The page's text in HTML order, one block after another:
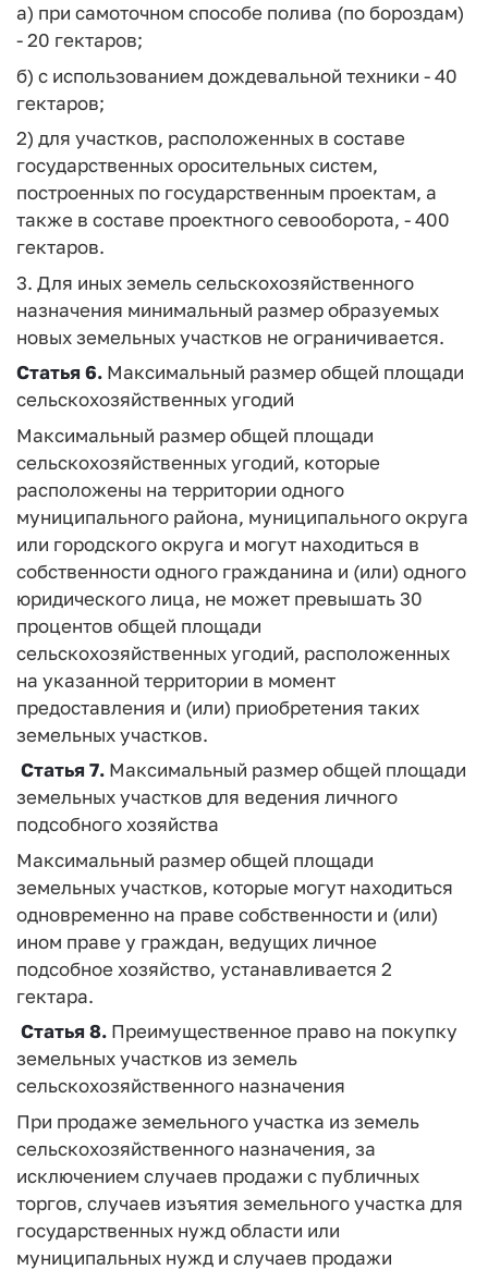
а) при самоточном способе полива (по бороздам)
- 20 гектаров;
б) с использованием дождевальной техники - 40
гектаров;
2) для участков, расположенных в составе
государственных оросительных систем,
построенных по государственным проектам, а
также в составе проектного севооборота, - 400
гектаров.
3. Для иных земель сельскохозяйственного
назначения минимальный размер образуемых
новых земельных участков не ограничивается.
Статья 6. Максимальный размер общей площади
сельскохозяйственных угодий
Максимальный размер общей площади
сельскохозяйственных угодий, которые
расположены на территории одного
муниципального района, муниципального округа
или городского округа и могут находиться в
собственности одного гражданина и (или) одного
юридического лица, не может превышать 30
процентов общей площади
сельскохозяйственных угодий, расположенных
на указанной территории в момент
предоставления и (или) приобретения таких
земельных участков.
Статья 7. Максимальный размер общей площади
земельных участков для ведения личного
подсобного хозяйства
Максимальный размер общей площади
земельных участков, которые могут находиться
одновременно на праве собственности и (или)
ином праве у граждан, ведущих личное
подсобное хозяйство, устанавливается 2
гектара.
Статья 8. Преимущественное право на покупку
земельных участков из земель
сельскохозяйственного назначения
При продаже земельного участка из земель
сельскохозяйственного назначения, за
исключением случаев продажи с публичных
торгов, случаев изъятия земельного участка для
государственных нужд области или
муниципальных нужд и случаев продажи